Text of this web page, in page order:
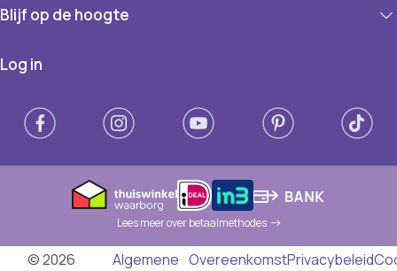
Blijf op de hoogte
Log in
Lees meer over betaalmethodes
© 2026
Algemene OvereenkomstPrivacybeleid